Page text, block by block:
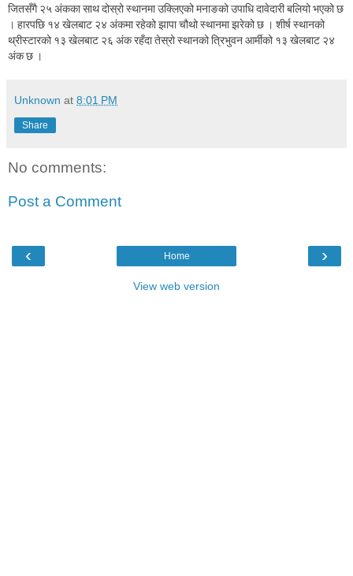
जितसँगै २५ अंकका साथ दोस्रो स्थानमा उक्लिएको मनाङको उपाधि दावेदारी बलियो भएको छ
। हारपछि १४ खेलबाट २४ अंकमा रहेको झापा चौथो स्थानमा झरेको छ । शीर्ष स्थानको
थ्रीस्टारको १३ खेलबाट २६ अंक रहँदा तेस्रो स्थानको त्रिभुवन आर्मीको १३ खेलबाट २४
अंक छ ।
Unknown at 8:01 PM
Share
No comments:
Post a Comment
‹ ›
Home
View web version